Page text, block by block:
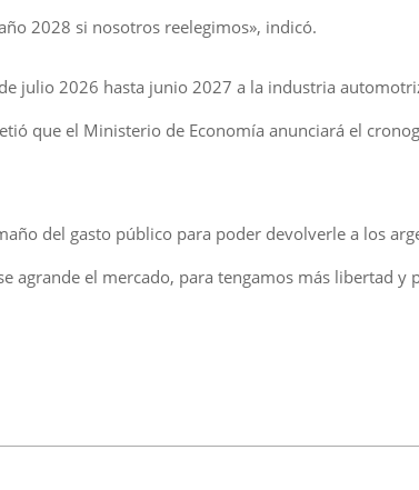
2028 si nosotros reelegimos», indicó.
julio 2026 hasta junio 2027 a la industria
que el Ministerio de Economía anunciará el
del gasto público para poder devolverle a los
agrande el mercado, para tengamos más libertad y